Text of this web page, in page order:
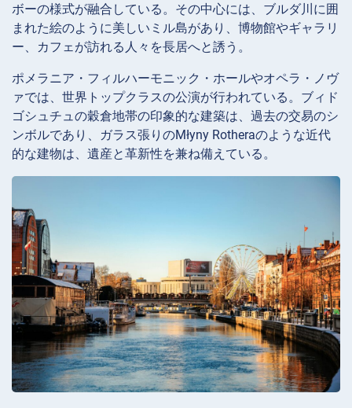
ボーの様式が融合している。その中心には、ブルダ川に囲
まれた絵のように美しいミル島があり、博物館やギャラリ
ー、カフェが訪れる人々を長居へと誘う。
ポメラニア・フィルハーモニック・ホールやオペラ・ノヴ
ァでは、世界トップクラスの公演が行われている。ブィド
ゴシュチュの穀倉地帯の印象的な建築は、過去の交易のシ
ンボルであり、ガラス張りのMłyny Rotheraのような近代
的な建物は、遺産と革新性を兼ね備えている。